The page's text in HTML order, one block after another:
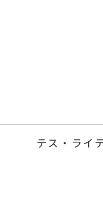
テス・ライ